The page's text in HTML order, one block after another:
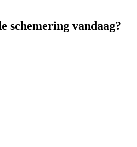
schemering vandaag?